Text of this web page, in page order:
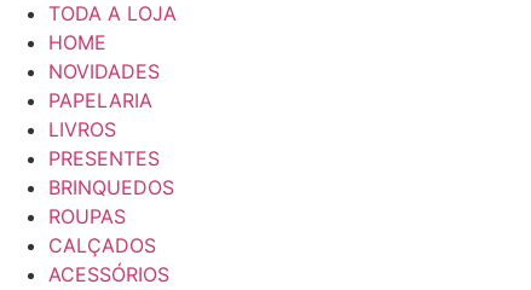
TODA A LOJA
HOME
NOVIDADES
PAPELARIA
LIVROS
PRESENTES
BRINQUEDOS
ROUPAS
CALÇADOS
ACESSÓRIOS